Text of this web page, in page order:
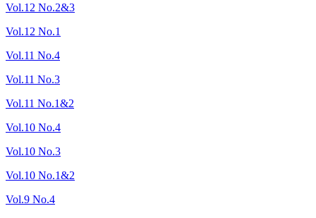
Vol.12 No.2&3
Vol.12 No.1
Vol.11 No.4
Vol.11 No.3
Vol.11 No.1&2
Vol.10 No.4
Vol.10 No.3
Vol.10 No.1&2
Vol.9 No.4